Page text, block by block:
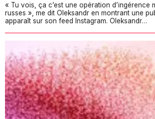
« Tu vois, ça c’est une opération d’ingérence
russes », me dit Oleksandr en montrant une
apparaît sur son feed Instagram. Oleksandr…